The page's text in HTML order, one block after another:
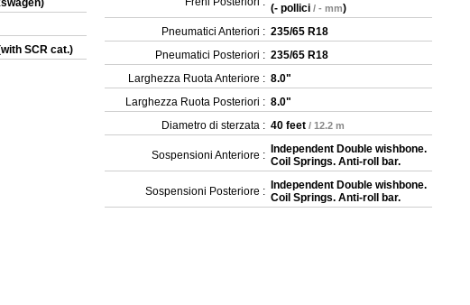
SCR cat.)
(- pollici / - mm)
Pneumatici Anteriori : 235/65 R18
Pneumatici Posteriori : 235/65 R18
Larghezza Ruota Anteriore : 8.0"
Larghezza Ruota Posteriori : 8.0"
Diametro di sterzata : 40 feet / 12.2 m
Sospensioni Anteriore :
Independent Double wishbone.
Coil Springs. Anti-roll bar.
Sospensioni Posteriore :
Independent Double wishbone.
Coil Springs. Anti-roll bar.